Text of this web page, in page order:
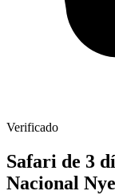
Verificado
Safari de 3
Nacional